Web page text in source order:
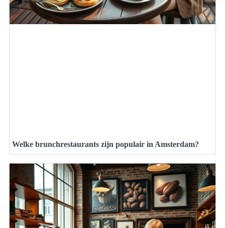
Welke brunchrestaurants zijn populair in Amsterdam?